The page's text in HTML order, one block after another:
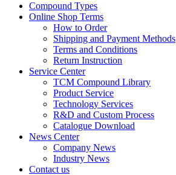
Compound Types
Online Shop Terms
How to Order
Shipping and Payment Methods
Terms and Conditions
Return Instruction
Service Center
TCM Compound Library
Product Service
Technology Services
R&D and Custom Process
Catalogue Download
News Center
Company News
Industry News
Contact us